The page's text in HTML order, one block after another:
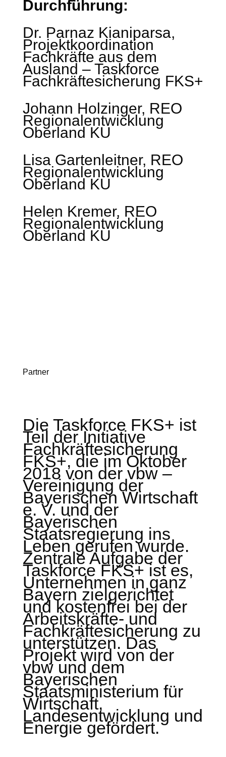
Durchführung:
Dr. Parnaz Kianiparsa,
Projektkoordination
Fachkräfte aus dem
Ausland – Taskforce
Fachkräftesicherung FKS+
Johann Holzinger, REO
Regionalentwicklung
Oberland KU
Lisa Gartenleitner, REO
Regionalentwicklung
Oberland KU
Helen Kremer, REO
Regionalentwicklung
Oberland KU
Partner
Die Taskforce FKS+ ist
Teil der Initiative
Fachkräftesicherung
FKS+, die im Oktober
2018 von der vbw –
Vereinigung der
Bayerischen Wirtschaft
e. V. und der
Bayerischen
Staatsregierung ins
Leben gerufen wurde.
Zentrale Aufgabe der
Taskforce FKS+ ist es,
Unternehmen in ganz
Bayern zielgerichtet
und kostenfrei bei der
Arbeitskräfte- und
Fachkräftesicherung zu
unterstützen. Das
Projekt wird von der
vbw und dem
Bayerischen
Staatsministerium für
Wirtschaft,
Landesentwicklung und
Energie gefördert.